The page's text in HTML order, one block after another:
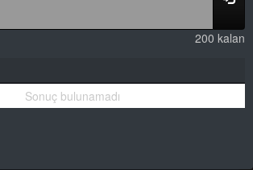
200 kalan
Sonuç bulunamadı